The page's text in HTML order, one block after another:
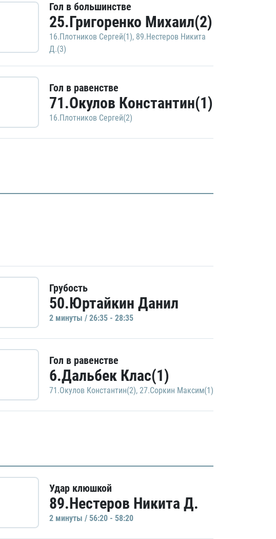
Гол в большинстве
25.Григоренко Михаил(2)
16.Плотников Сергей(1), 89.Нестеров Никита
Д.(3)
Гол в равенстве
71.Окулов Константин(1)
16.Плотников Сергей(2)
Грубость
50.Юртайкин Данил
2 минуты / 26:35 - 28:35
Гол в равенстве
6.Дальбек Клас(1)
71.Окулов Константин(2), 27.Соркин Максим(1)
Удар клюшкой
89.Нестеров Никита Д.
2 минуты / 56:20 - 58:20